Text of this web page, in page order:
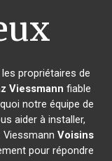
les propriétaires de
Viessmann fiable
notre équipe de
aider à installer,
Voisins
pour répondre